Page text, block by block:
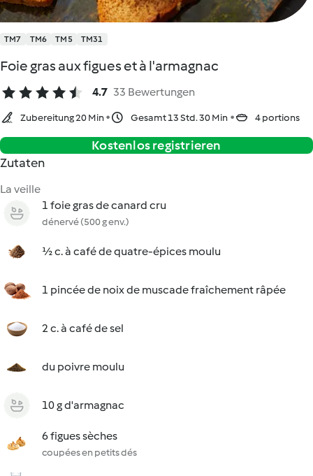
TM7 TM6 TM5 TM31
Foie gras aux figues et à l'armagnac
4.7 33 Bewertungen
Zubereitung 20 Min Gesamt 13 Std. 30 Min 4 portions
Kostenlos registrieren
Zutaten
La veille
1 foie gras de canard cru
dénervé (500 g env.)
½ c. à café de quatre-épices moulu
1 pincée de noix de muscade fraîchement râpée
2 c. à café de sel
du poivre moulu
10 g d'armagnac
6 figues sèches
coupées en petits dés